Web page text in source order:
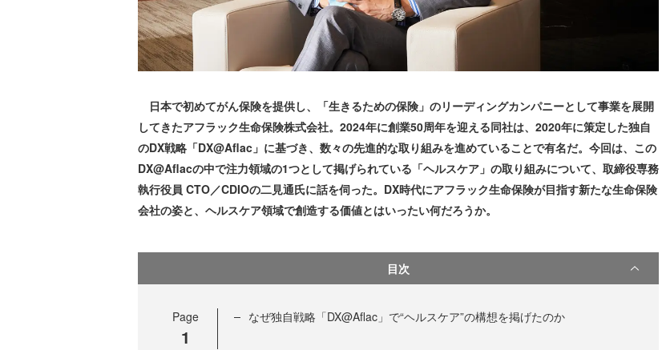
日本で初めてがん保険を提供し、「生きるための保険」のリーディングカンパニーとして事業を展開
してきたアフラック生命保険株式会社。2024年に創業50周年を迎える同社は、2020年に策定した独自
のDX戦略「DX@Aflac」に基づき、数々の先進的な取り組みを進めていることで有名だ。今回は、この
DX@Aflacの中で注力領域の1つとして掲げられている「ヘルスケア」の取り組みについて、取締役専務
執行役員 CTO／CDIOの二見通氏に話を伺った。DX時代にアフラック生命保険が目指す新たな生命保険
会社の姿と、ヘルスケア領域で創造する価値とはいったい何だろうか。
目次
Page
1
なぜ独自戦略「DX@Aflac」で“ヘルスケア”の構想を掲げたのか